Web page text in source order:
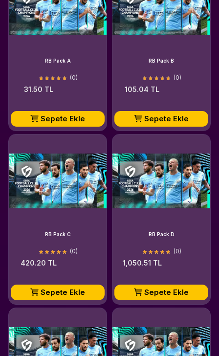
RB Pack A
(0)
31.50 TL
Sepete Ekle
RB Pack B
(0)
105.04 TL
Sepete Ekle
RB Pack C
(0)
420.20 TL
Sepete Ekle
RB Pack D
(0)
1,050.51 TL
Sepete Ekle